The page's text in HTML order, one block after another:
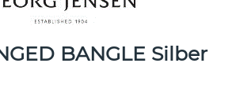
BANGLE Silber